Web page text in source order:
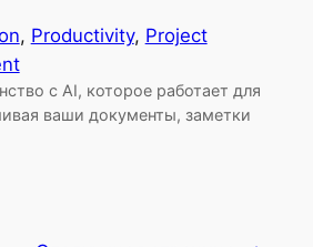
, Productivity, Project
с AI, которое работает для
ваши документы, заметки